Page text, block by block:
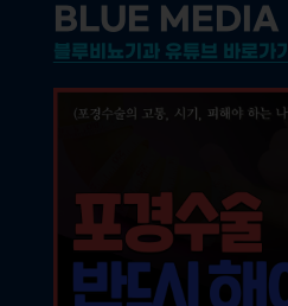
BLUE MEDIA
블루비뇨기과 유튜브 바로가기